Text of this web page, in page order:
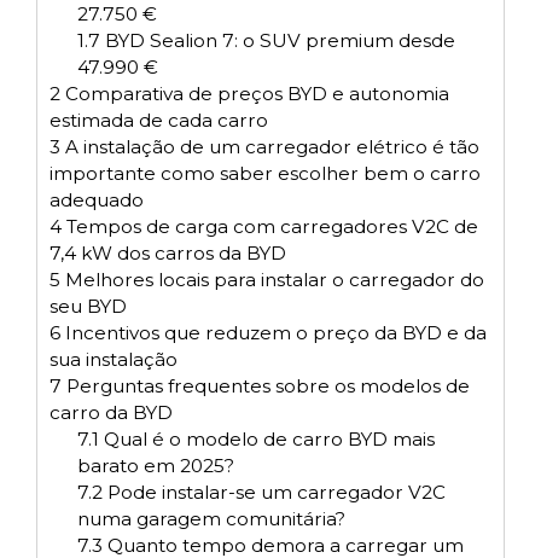
27.750 €
1.7 BYD Sealion 7: o SUV premium desde
47.990 €
2 Comparativa de preços BYD e autonomia
estimada de cada carro
3 A instalação de um carregador elétrico é tão
importante como saber escolher bem o carro
adequado
4 Tempos de carga com carregadores V2C de
7,4 kW dos carros da BYD
5 Melhores locais para instalar o carregador do
seu BYD
6 Incentivos que reduzem o preço da BYD e da
sua instalação
7 Perguntas frequentes sobre os modelos de
carro da BYD
7.1 Qual é o modelo de carro BYD mais
barato em 2025?
7.2Pode instalar-se um carregador V2C
numa garagem comunitária?
7.3 Quanto tempo demora a carregar um